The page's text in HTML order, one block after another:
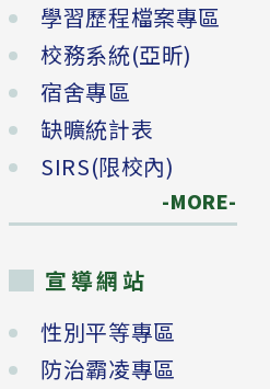
學習歷程檔案專區
校務系統(亞昕)
宿舍專區
缺曠統計表
SIRS(限校內)
-MORE-
宣導網站
性別平等專區
防治霸凌專區